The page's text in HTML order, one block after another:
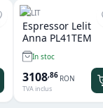
LELIT
Espressor Lelit
Anna PL41TEM
In stoc
3108,86 RON
TVA inclus